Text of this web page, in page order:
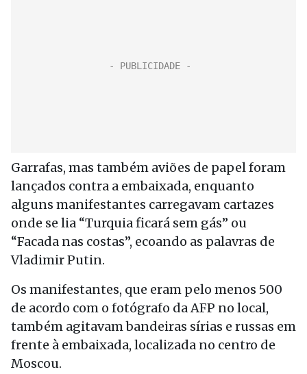
Garrafas, mas também aviões de papel foram
lançados contra a embaixada, enquanto
alguns manifestantes carregavam cartazes
onde se lia “Turquia ficará sem gás” ou
“Facada nas costas”, ecoando as palavras de
Vladimir Putin.
Os manifestantes, que eram pelo menos 500
de acordo com o fotógrafo da AFP no local,
também agitavam bandeiras sírias e russas em
frente à embaixada, localizada no centro de
Moscou.